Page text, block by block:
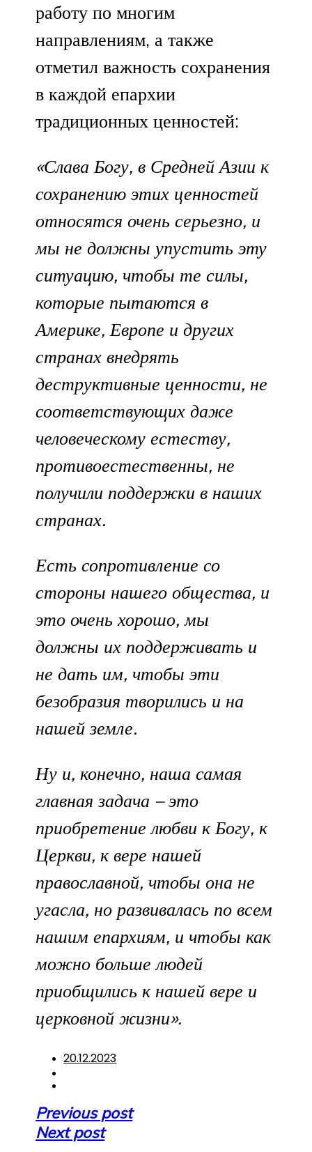
работу по многим
направлениям, а также
отметил важность сохранения
в каждой епархии
традиционных ценностей:
«Слава Богу, в Средней Азии к
сохранению этих ценностей
относятся очень серьезно, и
мы не должны упустить эту
ситуацию, чтобы те силы,
которые пытаются в
Америке, Европе и других
странах внедрять
деструктивные ценности, не
соответствующих даже
человеческому естеству,
противоестественны, не
получили поддержки в наших
странах.
Есть сопротивление со
стороны нашего общества, и
это очень хорошо, мы
должны их поддерживать и
не дать им, чтобы эти
безобразия творились и на
нашей земле.
Ну и, конечно, наша самая
главная задача – это
приобретение любви к Богу, к
Церкви, к вере нашей
православной, чтобы она не
угасла, но развивалась по всем
нашим епархиям, и чтобы как
можно больше людей
приобщились к нашей вере и
церковной жизни».
20.12.2023
Навигация
по
Previous post
Next post